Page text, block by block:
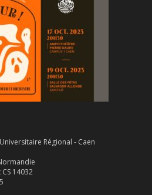
Régional - Caen
14032